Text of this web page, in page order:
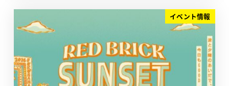
イベント情報